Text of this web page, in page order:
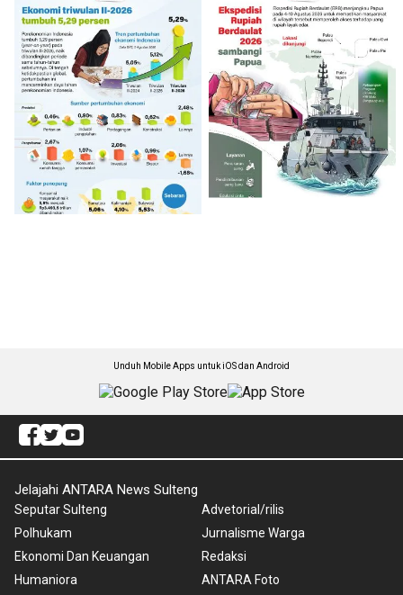
Unduh Mobile Apps untuk iOS dan Android
Jelajahi ANTARA News Sulteng
Seputar Sulteng
Polhukam
Ekonomi Dan Keuangan
Humaniora
Advetorial/rilis
Jurnalisme Warga
Redaksi
ANTARA Foto